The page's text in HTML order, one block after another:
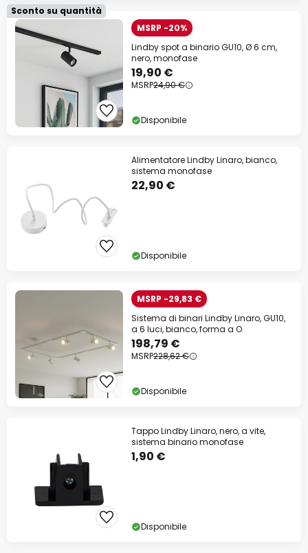
Sconto su quantità
MSRP -20%
Lindby spot a binario GU10, Ø 6 cm,
nero, monofase
19,90 €
MSRP24,90 €
Disponibile
Alimentatore Lindby Linaro, bianco,
sistema monofase
22,90 €
Disponibile
MSRP -29,83 €
Sistema di binari Lindby Linaro, GU10,
a 6 luci, bianco, forma a O
198,79 €
MSRP228,62 €
Disponibile
Tappo Lindby Linaro, nero, a vite,
sistema binario monofase
1,90 €
Disponibile